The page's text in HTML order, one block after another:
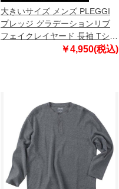
大きいサイズ メンズ PLEGGI
プレッジ グラデーションリブ
フェイクレイヤード 長袖 Tシャ
ツ リサイクルポリエステル使用
￥4,950(税込)